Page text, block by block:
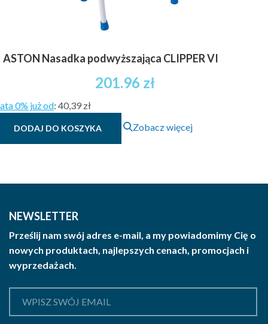
ASTON Nasadka podwyższająca CLIPPER VI
201.96 zł
0% już od: 40,39 zł
DODAJ DO KOSZYKA Zobacz więcej
NEWSLETTER
Prześlij nam swój adres e-mail, a my powiadomimy Cię o
nowych produktach, najlepszych cenach, promocjach i
wyprzedażach.